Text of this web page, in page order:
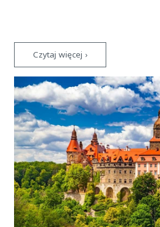
Czytaj więcej ›